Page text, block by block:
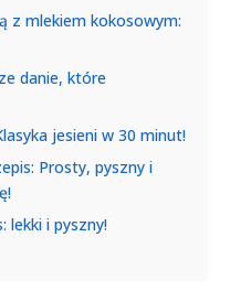
z mlekiem kokosowym:
danie, które
jesieni w 30 minut!
Prosty, pyszny i
lekki i pyszny!